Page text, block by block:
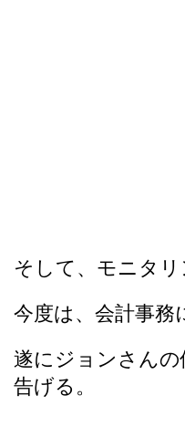
そして、モニタリ
今度は、会計事務
遂にジョンさん
告げる。